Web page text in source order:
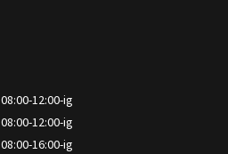
08:00-12:00-ig
08:00-12:00-ig
08:00-16:00-ig